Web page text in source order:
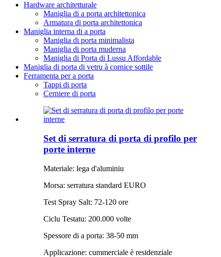
Hardware architetturale
Maniglia di a porta architettonica
Armatura di porta architettonica
Maniglia interna di a porta
Maniglia di porta minimalista
Maniglia di porta muderna
Maniglia di Porta di Lussu Affordable
Maniglia di porta di vetru à cornice sottile
Ferramenta per a porta
Tappi di porta
Cerniere di porta
Set di serratura di porta di profilo per
porte interne
Materiale: lega d'aluminiu
Morsa: serratura standard EURO
Test Spray Salt: 72-120 ore
Ciclu Testatu: 200.000 volte
Spessore di a porta: 38-50 mm
Applicazione: cummerciale è residenziale